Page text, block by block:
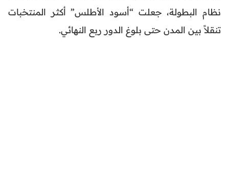
نظام البطولة، جعلت “أسود الأطلس” أكثر المنتخبات
تنقلاً بين المدن حتى بلوغ الدور ربع النهائي.